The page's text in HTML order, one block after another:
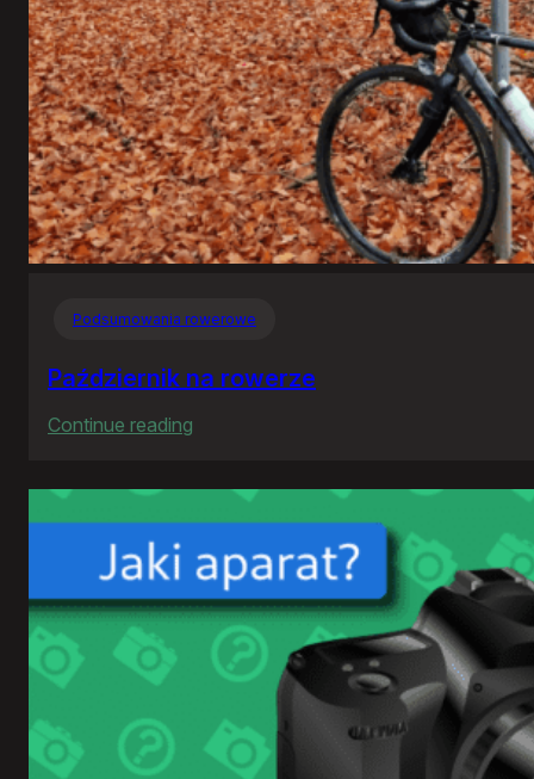
Podsumowania rowerowe
Październik na rowerze
Continue reading
na
rowerze